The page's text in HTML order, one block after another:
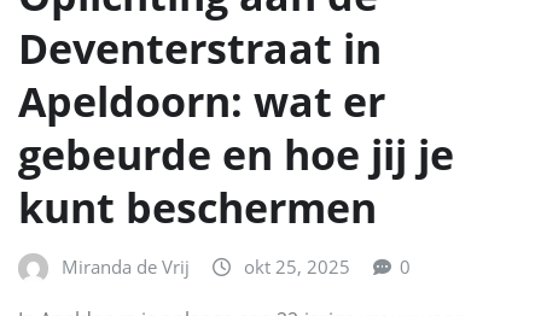
Deventerstraat in
Apeldoorn: wat er
gebeurde en hoe jij je
kunt beschermen
Miranda de Vrij okt 25, 2025 0